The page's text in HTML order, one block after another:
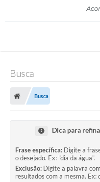
Busca
Busca
Dica para
Frase específica: Digite a
o desejado. Ex: "dia da água".
Exclusão: Digite a palavra
resultados com a mesma. Ex: